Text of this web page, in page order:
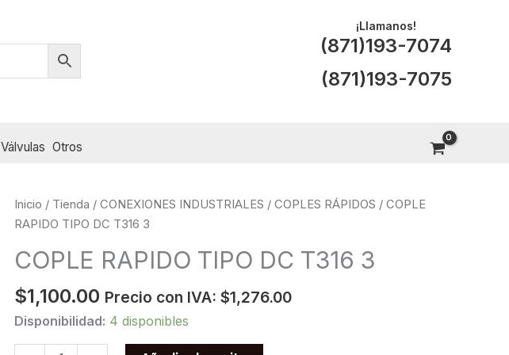
¡Llamanos!
(871)193-7074
(871)193-7075
Válvulas Otros
Inicio / Tienda / CONEXIONES INDUSTRIALES / COPLES RÁPIDOS / COPLE
RAPIDO TIPO DC T316 3
COPLE RAPIDO TIPO DC T316 3
$1,100.00 Precio con IVA: $1,276.00
Disponibilidad: 4 disponibles